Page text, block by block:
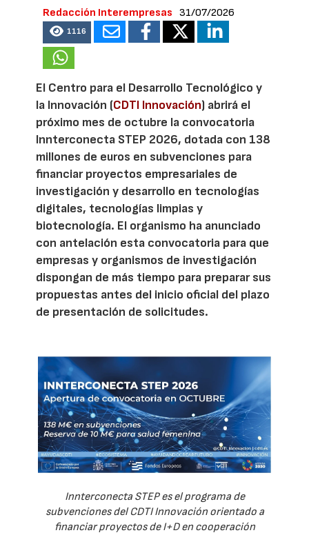
Redacción Interempresas 31/07/2026
1116
El Centro para el Desarrollo Tecnológico y
la Innovación (CDTI Innovación) abrirá el
próximo mes de octubre la convocatoria
Innterconecta STEP 2026, dotada con 138
millones de euros en subvenciones para
financiar proyectos empresariales de
investigación y desarrollo en tecnologías
digitales, tecnologías limpias y
biotecnología. El organismo ha anunciado
con antelación esta convocatoria para que
empresas y organismos de investigación
dispongan de más tiempo para preparar sus
propuestas antes del inicio oficial del plazo
de presentación de solicitudes.
Innterconecta STEP es el programa de
subvenciones del CDTI Innovación orientado a
financiar proyectos de I+D en cooperación